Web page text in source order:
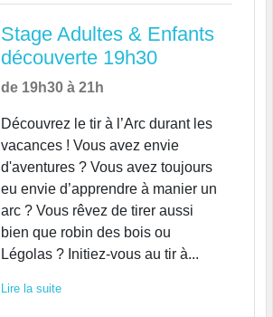
Stage Adultes & Enfants
découverte 19h30
de 19h30 à 21h
Découvrez le tir à l’Arc durant les
vacances ! Vous avez envie
d'aventures ? Vous avez toujours
eu envie d’apprendre à manier un
arc ? Vous rêvez de tirer aussi
bien que robin des bois ou
Légolas ? Initiez-vous au tir à...
Lire la suite